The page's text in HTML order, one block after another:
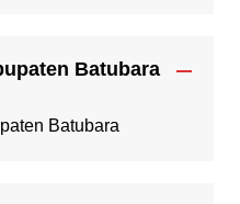
Batubara